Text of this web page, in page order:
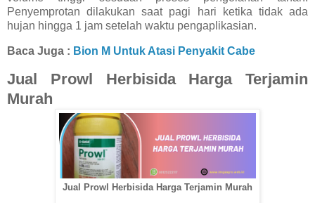
Penyemprotan dilakukan saat pagi hari ketika tidak ada
hujan hingga 1 jam setelah waktu pengaplikasian.
Baca Juga : Bion M Untuk Atasi Penyakit Cabe
Jual Prowl Herbisida Harga Terjamin
Murah
Jual Prowl Herbisida Harga Terjamin Murah